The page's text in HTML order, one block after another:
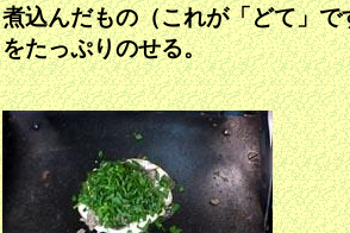
煮込んだもの（これが「どて」で
をたっぷりのせる。